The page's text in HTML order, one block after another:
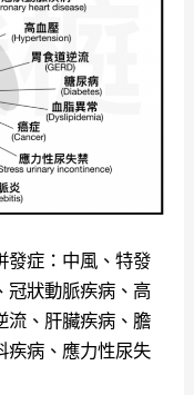
發症：中風、特發
冠狀動脈疾病、高
流、肝臟疾病、膽
疾病、應力性尿失